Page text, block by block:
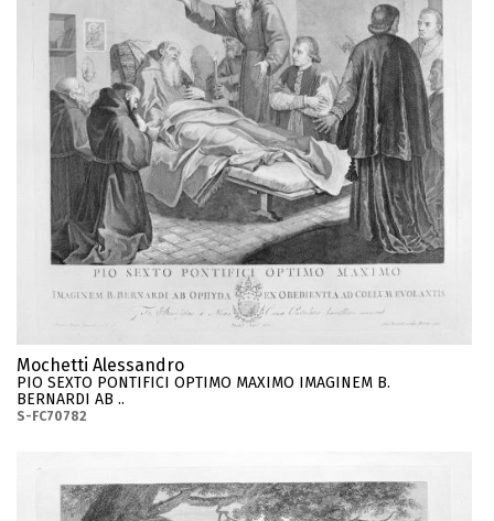
Mochetti Alessandro
PIO SEXTO PONTIFICI OPTIMO MAXIMO IMAGINEM B.
BERNARDI AB ..
S-FC70782